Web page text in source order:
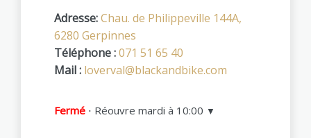
Adresse:Chau. de Philippeville 144A,
6280 Gerpinnes
Téléphone :071 51 65 40
Mail : loverval@blackandbike.com
Fermé⋅ Réouvre mardi à 10:00 ▼